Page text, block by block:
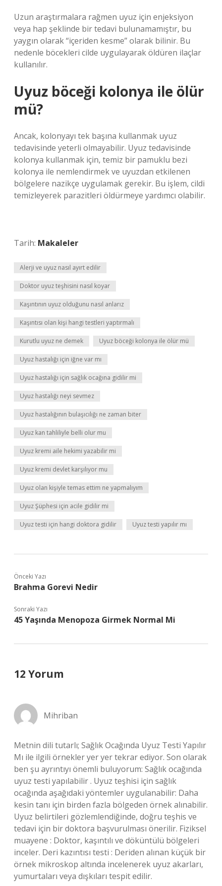
Uzun araştırmalara rağmen uyuz için enjeksiyon
veya hap şeklinde bir tedavi bulunamamıştır, bu
yaygın olarak “içeriden kesme” olarak bilinir. Bu
nedenle böcekleri cilde uygulayarak öldüren ilaçlar
kullanılır.
Uyuz böceği kolonya ile ölür
mü?
Ancak, kolonyayı tek başına kullanmak uyuz
tedavisinde yeterli olmayabilir. Uyuz tedavisinde
kolonya kullanmak için, temiz bir pamuklu bezi
kolonya ile nemlendirmek ve uyuzdan etkilenen
bölgelere nazikçe uygulamak gerekir. Bu işlem, cildi
temizleyerek parazitleri öldürmeye yardımcı olabilir.
Tarih: Makaleler
Alerji ve uyuz nasıl ayırt edilir
Doktor uyuz teşhisini nasıl koyar
Kaşıntının uyuz olduğunu nasıl anlarız
Kaşıntısı olan kişi hangi testleri yaptırmalı
Kurutlu uyuz ne demek Uyuz böceği kolonya ile ölür mü
Uyuz hastalığı için iğne var mı
Uyuz hastalığı için sağlık ocağına gidilir mi
Uyuz hastalığı neyi sevmez
Uyuz hastalığının bulaşıcılığı ne zaman biter
Uyuz kan tahliliyle belli olur mu
Uyuz kremi aile hekimi yazabilir mi
Uyuz kremi devlet karşılıyor mu
Uyuz olan kişiyle temas ettim ne yapmalıyım
Uyuz Şüphesi için acile gidilir mi
Uyuz testi için hangi doktora gidilir Uyuz testi yapılır mı
Önceki Yazı
Brahma Gorevi Nedir
Sonraki Yazı
45 Yaşında Menopoza Girmek Normal Mi
12 Yorum
Mihriban
Metnin dili tutarlı; Sağlık Ocağında Uyuz Testi Yapılır
Mı ile ilgili örnekler yer yer tekrar ediyor. Son olarak
ben şu ayrıntıyı önemli buluyorum: Sağlık ocağında
uyuz testi yapılabilir . Uyuz teşhisi için sağlık
ocağında aşağıdaki yöntemler uygulanabilir: Daha
kesin tanı için birden fazla bölgeden örnek alınabilir.
Uyuz belirtileri gözlemlendiğinde, doğru teşhis ve
tedavi için bir doktora başvurulması önerilir. Fiziksel
muayene : Doktor, kaşıntılı ve döküntülü bölgeleri
inceler. Deri kazıntısı testi : Deriden alınan küçük bir
örnek mikroskop altında incelenerek uyuz akarları,
yumurtaları veya dışkıları tespit edilir.